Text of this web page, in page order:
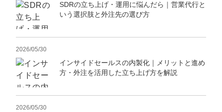
SDRの立ち上げ・運用に悩んだら｜営業代行と
いう選択肢と外注先の選び方
2026/05/30
インサイドセールスの内製化｜メリットと進め
方・外注を活用した立ち上げ方を解説
2026/05/30